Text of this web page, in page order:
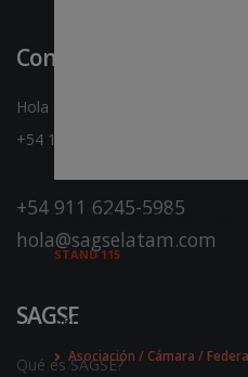
SEÑAS EN ACCIÓN - ONG
STAND 115
Señas...
Asociación / Cámara /
Contáctenos
Hola
+54 11 5264-4623
+54 911 6245-5985
hola@sagselatam.com
SAGSE
Qué es SAGSE?